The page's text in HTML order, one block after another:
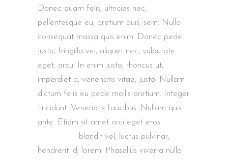
Donec quam felis, ultricies nec,
pellentesque eu, pretium quis, sem. Nulla
consequat massa quis enim. Donec pede
justo, fringilla vel, aliquet nec, vulputate
eget, arcu. In enim justo, rhoncus ut,
imperdiet a, venenatis vitae, justo. Nullam
dictum felis eu pede mollis pretium. Integer
tincidunt. Venenatis faucibus. Nullam quis
ante. Etiam sit amet orci eget eros.
blandit vel, luctus pulvinar,
hendrerit id, lorem. Phasellus viverra nulla